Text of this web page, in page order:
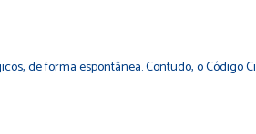
de forma espontânea. Contudo, o Código